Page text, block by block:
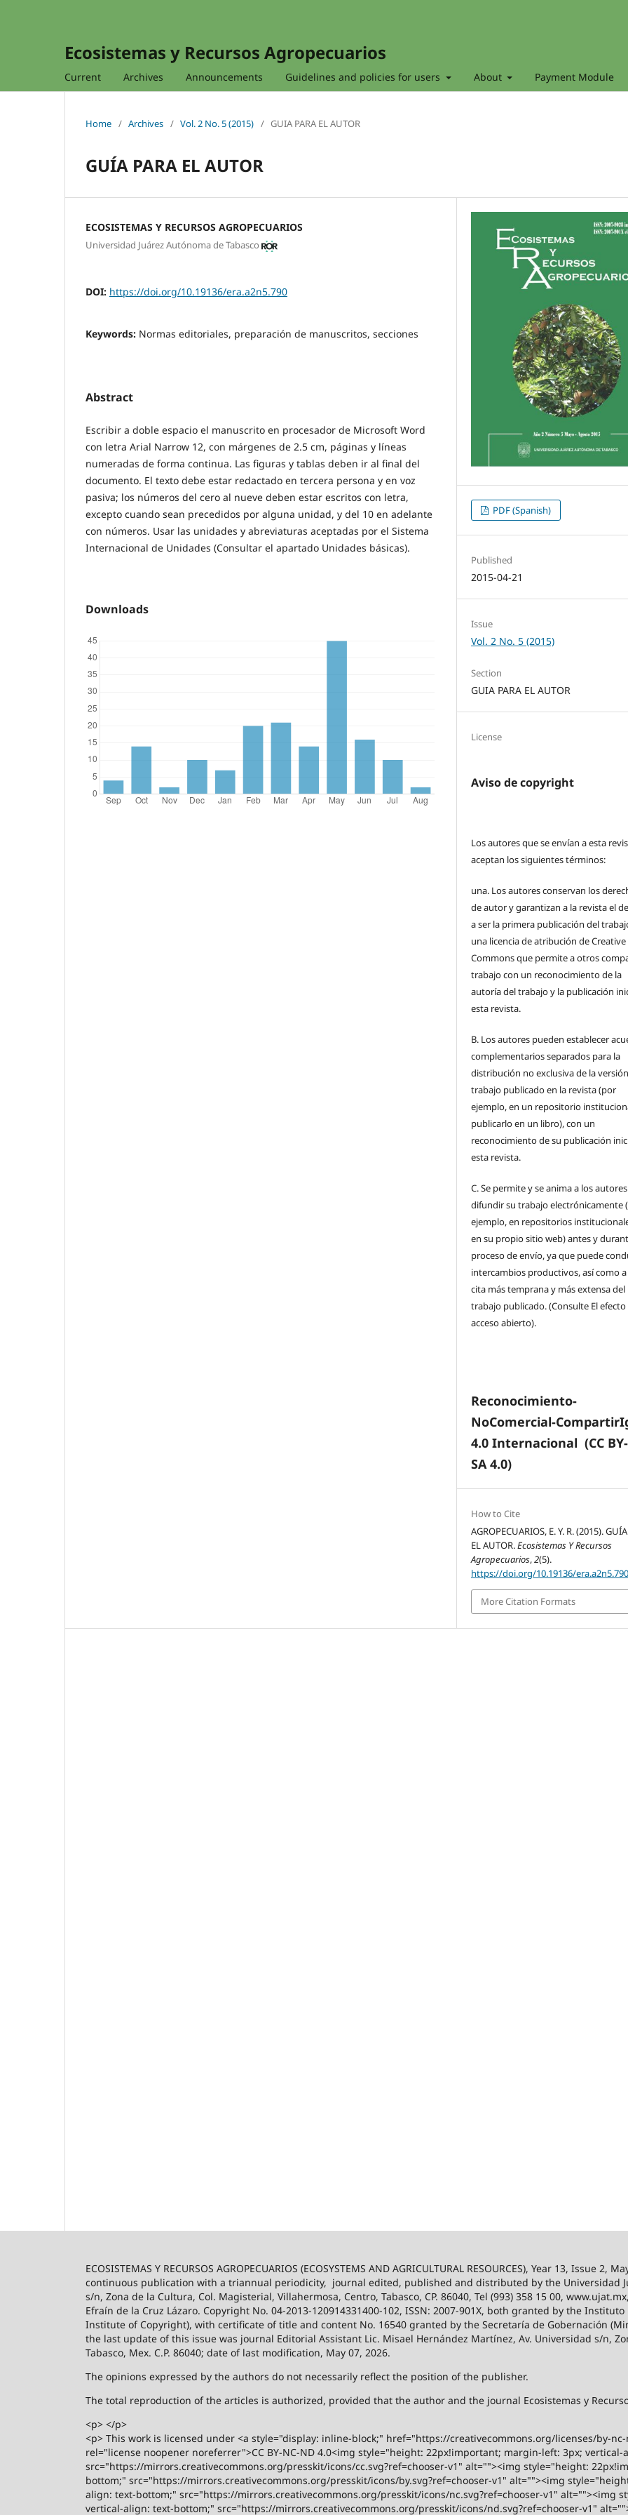
Ecosistemas y Recursos Agropecuarios
Current Archives Announcements Guidelines and policies for users About Payment Module
Home / Archives / Vol. 2 No. 5 (2015) / GUIA PARA EL AUTOR
GUÍA PARA EL AUTOR
ECOSISTEMAS Y RECURSOS AGROPECUARIOS
Universidad Juárez Autónoma de Tabasco
DOI: https://doi.org/10.19136/era.a2n5.790
Keywords: Normas editoriales, preparación de manuscritos, secciones
Abstract
Escribir a doble espacio el manuscrito en procesador de Microsoft Word
con letra Arial Narrow 12, con márgenes de 2.5 cm, páginas y líneas
numeradas de forma continua. Las figuras y tablas deben ir al final del
documento. El texto debe estar redactado en tercera persona y en voz
pasiva; los números del cero al nueve deben estar escritos con letra,
excepto cuando sean precedidos por alguna unidad, y del 10 en adelante
con números. Usar las unidades y abreviaturas aceptadas por el Sistema
Internacional de Unidades (Consultar el apartado Unidades básicas).
Downloads
PDF (Spanish)
Published
2015-04-21
Issue
Vol. 2 No. 5 (2015)
Section
GUIA PARA EL AUTOR
License
Aviso de copyright
Los autores que se envían a esta
aceptan los siguientes términos:
una. Los autores conservan los
de autor y garantizan a la revista el
a ser la primera publicación del
una licencia de atribución de Creative
Commons que permite a otros
trabajo con un reconocimiento de la
autoría del trabajo y la publicación
esta revista.
B. Los autores pueden establecer
complementarios separados para la
distribución no exclusiva de la
trabajo publicado en la revista (por
ejemplo, en un repositorio
publicarlo en un libro), con un
reconocimiento de su publicación
esta revista.
C.Se permite y se anima a los
difundir su trabajo electrónicamente
ejemplo, en repositorios
en su propio sitio web) antes y
proceso de envío, ya que puede
intercambios productivos, así como
cita más temprana y más extensa del
trabajo publicado. (Consulte El efecto
acceso abierto).
Reconocimiento-
NoComercial-
4.0 Internacional (CC
SA 4.0)
How to Cite
AGROPECUARIOS, E. Y. R. (2015).
EL AUTOR.Ecosistemas Y Recursos
Agropecuarios,2(5).
https://doi.org/10.19136/
More Citation Formats
ECOSISTEMAS Y RECURSOS AGROPECUARIOS (ECOSYSTEMS AND AGRICULTURAL RESOURCES), Year 13, Issue 2,
continuous publication with a triannual periodicity, journal edited, published and distributed by the Universidad
s/n, Zona de la Cultura, Col. Magisterial, Villahermosa, Centro, Tabasco, CP. 86040, Tel (993) 358 15 00,
Efraín de la Cruz Lázaro. Copyright No. 04-2013-120914331400-102, ISSN: 2007-901X, both granted by the
Institute of Copyright), with certificate of title and content No. 16540 granted by the Secretaría de Gobernación
the last update of this issue was journal Editorial Assistant Lic. Misael Hernández Martínez, Av. Universidad s/n,
Tabasco, Mex. C.P. 86040; date of last modification, May 07, 2026.
The opinions expressed by the authors do not necessarily reflect the position of the publisher.
The total reproduction of the articles is authorized, provided that the author and the journal Ecosistemas y
<p> </p>
<p> This work is licensed under <a style="display: inline-block;" href="https://creativecommons.org/licenses/by-
rel="license noopener noreferrer">CC BY-NC-ND 4.0<img style="height: 22px!important; margin-left: 3px;
src="https://mirrors.creativecommons.org/presskit/icons/cc.svg?ref=chooser-v1" alt=""><img style="height:
bottom;" src="https://mirrors.creativecommons.org/presskit/icons/by.svg?ref=chooser-v1" alt=""><img
align: text-bottom;" src="https://mirrors.creativecommons.org/presskit/icons/nc.svg?ref=chooser-v1" alt=""><img
vertical-align: text-bottom;" src="https://mirrors.creativecommons.org/presskit/icons/nd.svg?ref=chooser-v1"